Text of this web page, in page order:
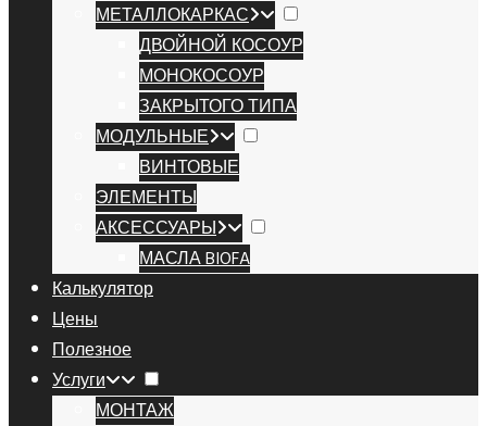
МЕТАЛЛОКАРКАС
ДВОЙНОЙ КОСОУР
МОНОКОСОУР
ЗАКРЫТОГО ТИПА
МОДУЛЬНЫЕ
ВИНТОВЫЕ
ЭЛЕМЕНТЫ
АКСЕССУАРЫ
МАСЛА BIOFA
Калькулятор
Цены
Полезное
Услуги
МОНТАЖ